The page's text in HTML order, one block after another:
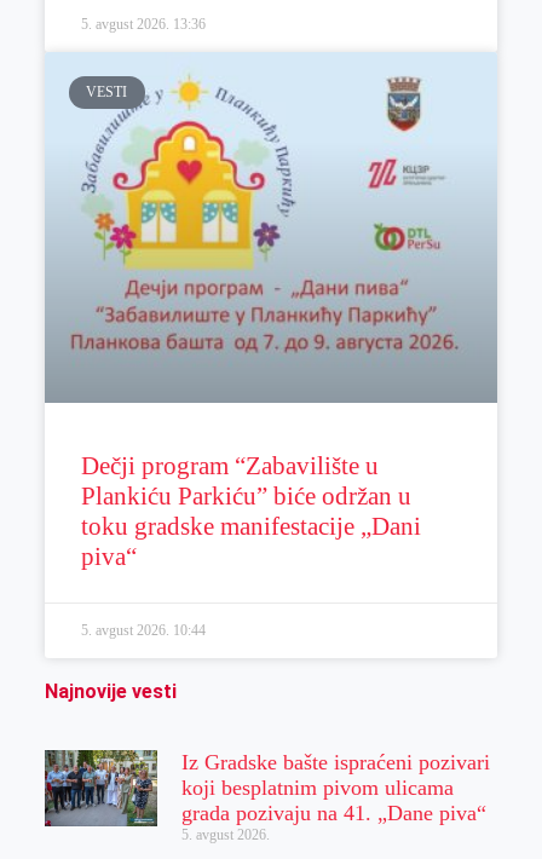
5. avgust 2026. 13:36
VESTI
Dečji program “Zabavilište u
Plankiću Parkiću” biće održan u
toku gradske manifestacije „Dani
piva“
5. avgust 2026. 10:44
Najnovije vesti
Iz Gradske bašte ispraćeni pozivari
koji besplatnim pivom ulicama
grada pozivaju na 41. „Dane piva“
5. avgust 2026.